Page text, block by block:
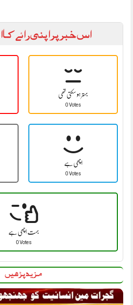
اس خبر پر اپنی رائے
بہتر ہو سکتی تھی
0 Votes
اچھی ہے
0 Votes
بہت اچھی ہے
0 Votes
مزید پڑھیں